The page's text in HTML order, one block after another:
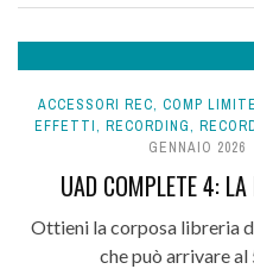
ACCESSORI REC, COMP
EFFETTI, RECORDING,
GENNAIO 2026
UAD COMPLETE 4:
Ottieni la corposa libreria
che può arrivare